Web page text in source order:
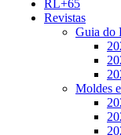
RL+65
Revistas
Guia do
Moldes